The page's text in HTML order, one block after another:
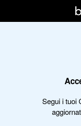
Segui i tuoi